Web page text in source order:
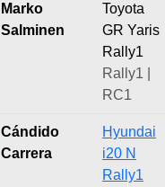
Marko
Salminen
Toyota
GR Yaris
Rally1
Rally1 |
RC1
Cándido
Carrera
Hyundai
i20 N
Rally1